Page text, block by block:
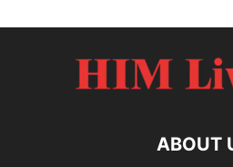
ABOUT